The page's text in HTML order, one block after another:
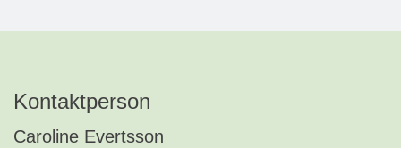
Kontaktperson
Caroline Evertsson